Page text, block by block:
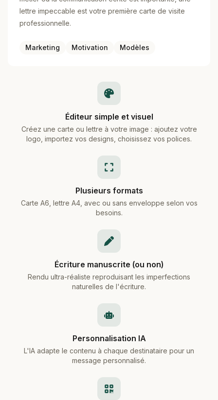
lettre impeccable est votre première carte de visite
professionnelle.
Marketing Motivation Modèles
Éditeur simple et visuel
Créez une carte ou lettre à votre image : ajoutez votre
logo, importez vos designs, choisissez vos polices.
Plusieurs formats
Carte A6, lettre A4, avec ou sans enveloppe selon vos
besoins.
Écriture manuscrite (ou non)
Rendu ultra-réaliste reproduisant les imperfections
naturelles de l'écriture.
Personnalisation IA
L'IA adapte le contenu à chaque destinataire pour un
message personnalisé.